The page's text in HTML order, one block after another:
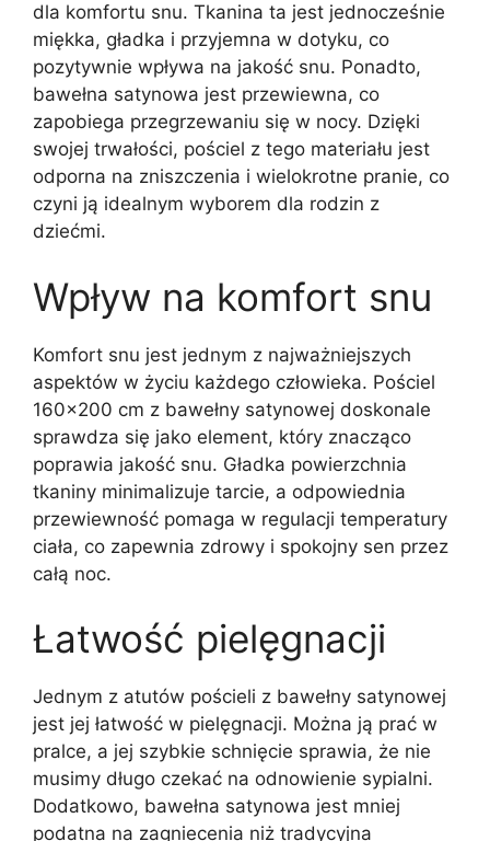
dla komfortu snu. Tkanina ta jest jednocześnie
miękka, gładka i przyjemna w dotyku, co
pozytywnie wpływa na jakość snu. Ponadto,
bawełna satynowa jest przewiewna, co
zapobiega przegrzewaniu się w nocy. Dzięki
swojej trwałości, pościel z tego materiału jest
odporna na zniszczenia i wielokrotne pranie, co
czyni ją idealnym wyborem dla rodzin z
dziećmi.
Wpływ na komfort snu
Komfort snu jest jednym z najważniejszych
aspektów w życiu każdego człowieka. Pościel
160×200 cm z bawełny satynowej doskonale
sprawdza się jako element, który znacząco
poprawia jakość snu. Gładka powierzchnia
tkaniny minimalizuje tarcie, a odpowiednia
przewiewność pomaga w regulacji temperatury
ciała, co zapewnia zdrowy i spokojny sen przez
całą noc.
Łatwość pielęgnacji
Jednym z atutów pościeli z bawełny satynowej
jest jej łatwość w pielęgnacji. Można ją prać w
pralce, a jej szybkie schnięcie sprawia, że nie
musimy długo czekać na odnowienie sypialni.
Dodatkowo, bawełna satynowa jest mniej
podatna na zagniecenia niż tradycyjna